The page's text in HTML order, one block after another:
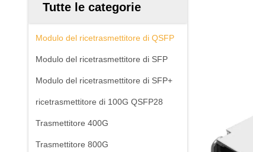
Tutte le categorie
Modulo del ricetrasmettitore di QSFP
Modulo del ricetrasmettitore di SFP
Modulo del ricetrasmettitore di SFP+
ricetrasmettitore di 100G QSFP28
Trasmettitore 400G
Trasmettitore 800G